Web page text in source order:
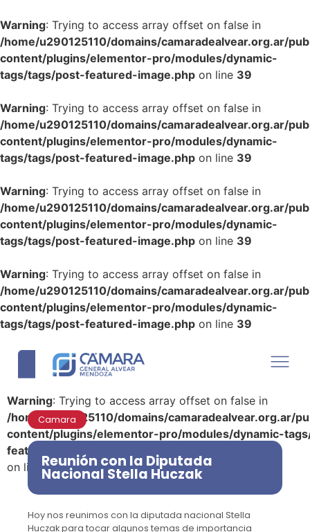
Warning: Trying to access array offset on false in
/home/u290125110/domains/camaradealvear.org.ar/
content/plugins/elementor-pro/modules/dynamic-
tags/tags/post-featured-image.php on line 39
Warning: Trying to access array offset on false in
/home/u290125110/domains/camaradealvear.org.ar/
content/plugins/elementor-pro/modules/dynamic-
tags/tags/post-featured-image.php on line 39
Warning: Trying to access array offset on false in
/home/u290125110/domains/camaradealvear.org.ar/
content/plugins/elementor-pro/modules/dynamic-
tags/tags/post-featured-image.php on line 39
Warning: Trying to access array offset on false in
/home/u290125110/domains/camaradealvear.org.ar/
content/plugins/elementor-pro/modules/dynamic-
tags/tags/post-featured-image.php on line 39
Warning: Trying to access array offset on false in
/home/u290125110/domains/camaradealvear.org.ar/
content/plugins/elementor-pro/modules/dynamic-
featured-image.php
on line 39
Camara
Reunión con la Diputada
Nacional Stella Huczak
Hoy nos reunimos con la diputada nacional Stella
Huczak para tocar algunos temas de importancia